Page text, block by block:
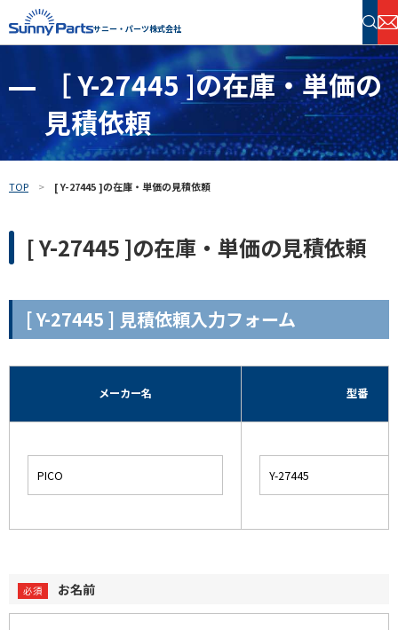
サニー・パーツ株式会社
半導体・電子部品 在庫検索
フリーワードで探す
［ Y-27445 ]の在庫・単価の
見積依頼
TOP [ Y-27445 ]の在庫・単価の見積依頼
[ Y-27445 ]の在庫・単価の見積依頼
[ Y-27445 ] 見積依頼入力フォーム
メーカー名 型番
お名前